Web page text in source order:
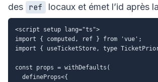
des ref locaux et émet l’id après
<script setup lang="ts">
import { computed, ref } from 'vue';
import { useTicketStore, type
const props = withDefaults(
  defineProps<{